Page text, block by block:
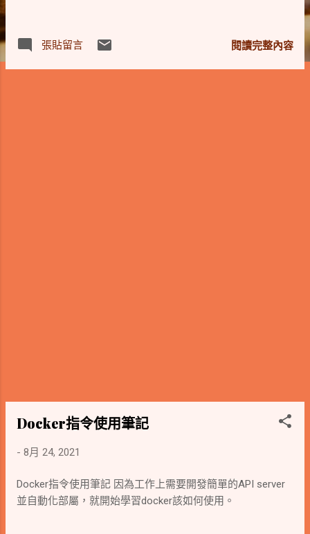
張貼留言 閱讀完整內容
Docker指令使用筆記
- 8月 24, 2021
Docker指令使用筆記 因為工作上需要開發簡單的API server
並自動化部屬，就開始學習docker該如何使用。